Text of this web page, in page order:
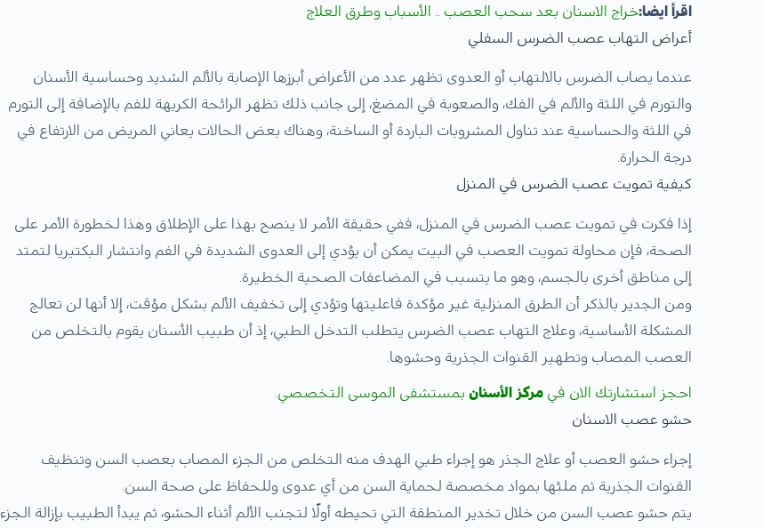
اقرأ ايضا:خراج الاسنان بعد سحب العصب .. الأسباب وطرق العلاج
أعراض التهاب عصب الضرس السفلي
عندما يصاب الضرس بالالتهاب أو العدوى تظهر عدد من الأعراض أبرزها الإصابة بالألم الشديد وحساسية الأسنان
والتورم في اللثة والألم في الفك، والصعوبة في المضغ، إلى جانب ذلك تظهر الرائحة الكريهة للفم بالإضافة إلى التورم
في اللثة والحساسية عند تناول المشروبات الباردة أو الساخنة، وهناك بعض الحالات يعاني المريض من الارتفاع في
درجة الحرارة.
كيفية تمويت عصب الضرس في المنزل
إذا فكرت في تمويت عصب الضرس في المنزل، ففي حقيقة الأمر لا ينصح بهذا على الإطلاق وهذا لخطورة الأمر على
الصحة، فإن محاولة تمويت العصب في البيت يمكن أن يؤدي إلى العدوى الشديدة في الفم وانتشار البكتيريا لتمتد
إلى مناطق أخرى بالجسم، وهو ما يتسبب في المضاعفات الصحية الخطيرة.
ومن الجدير بالذكر أن الطرق المنزلية غير مؤكدة فاعليتها وتؤدي إلى تخفيف الألم بشكل مؤقت، إلا أنها لن تعالج
المشكلة الأساسية، وعلاج التهاب عصب الضرس يتطلب التدخل الطبي، إذ أن طبيب الأسنان يقوم بالتخلص من
العصب المصاب وتطهير القنوات الجذرية وحشوها.
احجز استشارتك الان فيمركز الأسنان بمستشفى الموسى التخصصي.
حشو عصب الاسنان
إجراء حشو العصب أو علاج الجذر هو إجراء طبي الهدف منه التخلص من الجزء المصاب بعصب السن وتنظيف
القنوات الجذرية ثم ملئها بمواد مخصصة لحماية السن من أي عدوى وللحفاظ على صحة السن.
يتم حشو عصب السن من خلال تخدير المنطقة التي تحيطه أولًا لتجنب الألم أثناء الحشو، ثم يبدأ الطبيب بإزالة الجزء